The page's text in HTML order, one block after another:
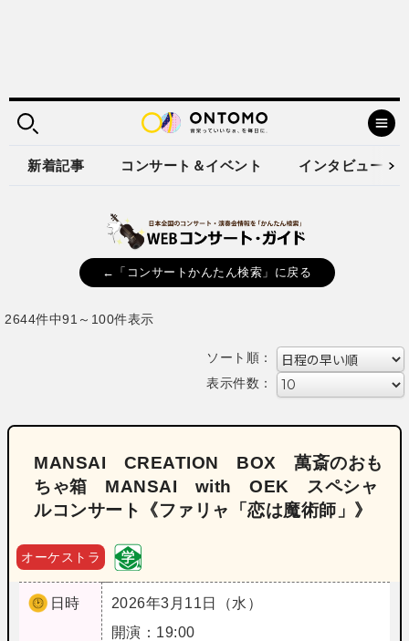
新着記事 コンサート＆イベント インタビュー
←「コンサートかんたん検索」に戻る
2644件中91～100件表示
ソート順：
表示件数：
MANSAI CREATION BOX 萬斎のおも
ちゃ箱 MANSAI with OEK スペシャ
ルコンサート《ファリャ「恋は魔術師」》
オーケストラ
日時
2026年3月11日（水）
開演：19:00